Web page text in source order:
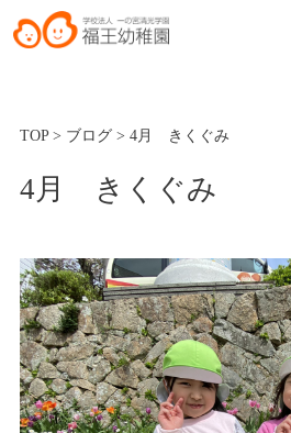
TOP> ブログ> 4月 きくぐみ
4月 きくぐみ